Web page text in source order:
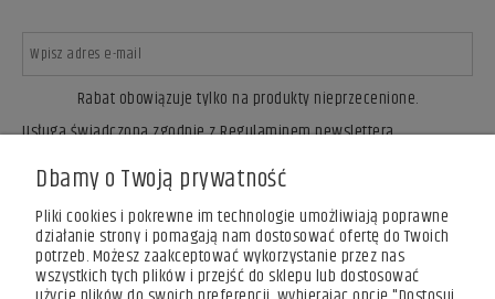
Rabat obowiązuje tylko na produkty nieprzecenione.
ZAPISZ SIĘ
Usługa świadczona zgodnie z Regulaminem newslettera.
Dbamy o Twoją prywatność
Pliki cookies i pokrewne im technologie umożliwiają poprawne
działanie strony i pomagają nam dostosować ofertę do Twoich
potrzeb. Możesz zaakceptować wykorzystanie przez nas
wszystkich tych plików i przejść do sklepu lub dostosować